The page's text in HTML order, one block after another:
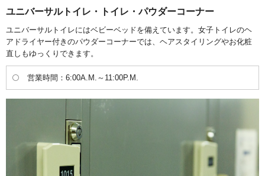
ユニバーサルトイレ・トイレ・パウダーコーナー
ユニバーサルトイレにはベビーベッドを備えています。女子トイレのヘ
アドライヤー付きのパウダーコーナーでは、ヘアスタイリングやお化粧
直しもゆっくりできます。
営業時間：6:00A.M.～11:00P.M.